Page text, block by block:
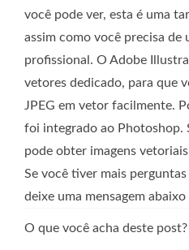
você pode ver, esta é uma
assim como você precisa de
profissional. O Adobe
vetores dedicado, para que
JPEG em vetor facilmente.
foi integrado ao Photoshop.
pode obter imagens
Se você tiver mais
deixe uma mensagem
O que você acha deste post?